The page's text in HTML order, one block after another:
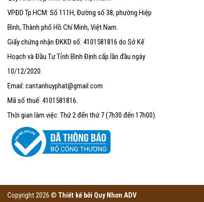
VPĐD Tp.HCM: Số 111H, Đường số 38, phường Hiệp
Bình, Thành phố Hồ Chí Minh, Việt Nam.
Giấy chứng nhận ĐKKD số: 4101581816 do Sở Kế
Hoạch và Đầu Tư Tỉnh Bình Định cấp lần đầu ngày
10/12/2020.
Email: cantanhuyphat@gmail.com
Mã số thuế: 4101581816.
Thời gian làm việc: Thứ 2 đến thứ 7 (7h30 đến 17h00).
Copyright 2026 © Thiết kế bởi Quy Nhơn ADV